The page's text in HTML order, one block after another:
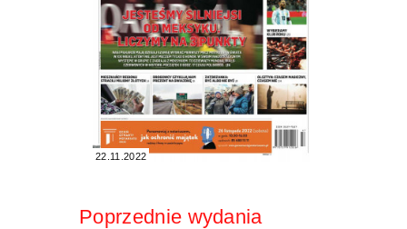
22.11.2022
Poprzednie wydania